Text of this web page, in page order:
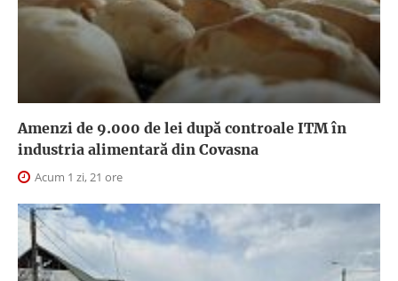
Amenzi de 9.000 de lei după controale ITM în
industria alimentară din Covasna
Acum 1 zi, 21 ore